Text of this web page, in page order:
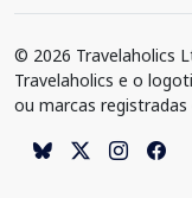
© 2026 Travelaholics
Travelaholics e o
ou marcas